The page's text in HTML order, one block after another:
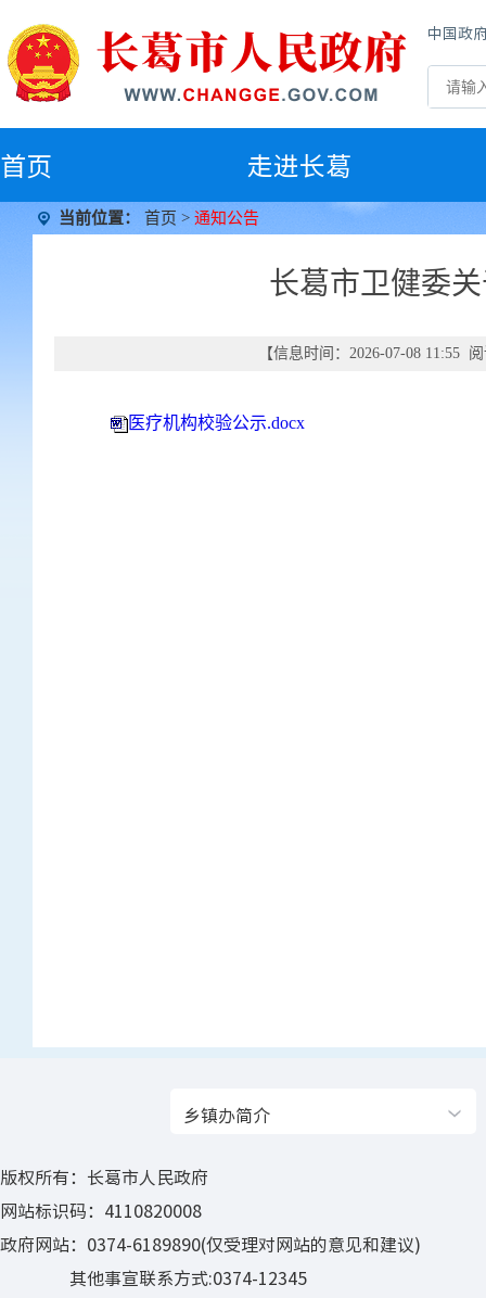
中国政
首页 走进长葛
当前位置： 首页 > 通知公告
长葛市卫健委
【信息时间：2026-07-08 11:55
医疗机构校验公示.docx
乡镇办简介
版权所有：长葛市人民政府
网站标识码：4110820008
政府网站：0374-6189890(仅受理对网站的意见和建议)
其他事宣联系方式:0374-12345